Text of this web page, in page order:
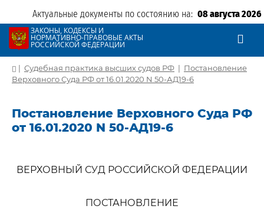
Актуальные документы по состоянию на: 08 августа 2026
ЗАКОНЫ, КОДЕКСЫ И
НОРМАТИВНО-ПРАВОВЫЕ АКТЫ
РОССИЙСКОЙ ФЕДЕРАЦИИ
| Судебная практика высших судов РФ | Постановление
Верховного Суда РФ от 16.01.2020 N 50-АД19-6
Постановление Верховного Суда РФ
от 16.01.2020 N 50-АД19-6
ВЕРХОВНЫЙ СУД РОССИЙСКОЙ ФЕДЕРАЦИИ
ПОСТАНОВЛЕНИЕ